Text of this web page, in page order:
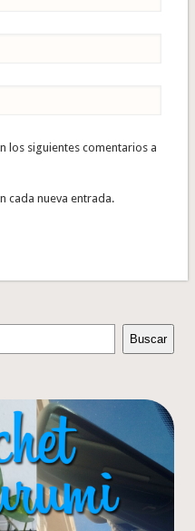
los siguientes comentarios a
cada nueva entrada.
Buscar